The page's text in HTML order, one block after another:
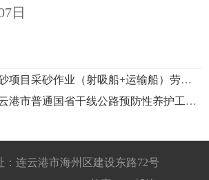
日
目采砂作业（射吸船+运输船）劳务分包招标公告
省干线公路预防性养护工程G228市区段施工项目渗固磨耗层施工专业承包招标公告
：连云港市海州区建设东路72号